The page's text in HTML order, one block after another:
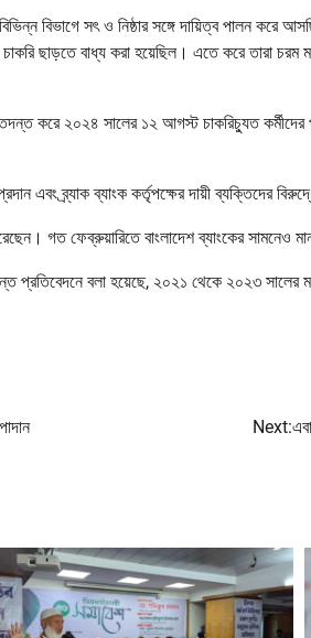
বিভিন্ন বিভাগে সৎ ও নিষ্ঠার সঙ্গে দায়িত্ব পালন
ছাড়তে বাধ্য করা হয়েছিল। এতে করে তারা চরম
করে ২০২৪ সালের ১২ আগস্ট চাকরিচ্যুত কর্মীদের
এবং ব্র্যাক ব্যাংক কর্তৃপক্ষের দায়ী ব্যক্তিদের
গত ফেব্রুয়ারিতে বাংলাদেশ ব্যাংকের সামনেও
প্রতিবেদনে বলা হয়েছে, ২০২১ থেকে ২০২৩ সালের
Next: